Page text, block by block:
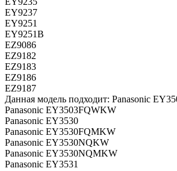
EY9237
EY9251
EY9251B
EZ9086
EZ9182
EZ9183
EZ9186
EZ9187
Данная модель подходит: Panasonic
Panasonic EY3503FQWKW
Panasonic EY3530
Panasonic EY3530FQMKW
Panasonic EY3530NQKW
Panasonic EY3530NQMKW
Panasonic EY3531